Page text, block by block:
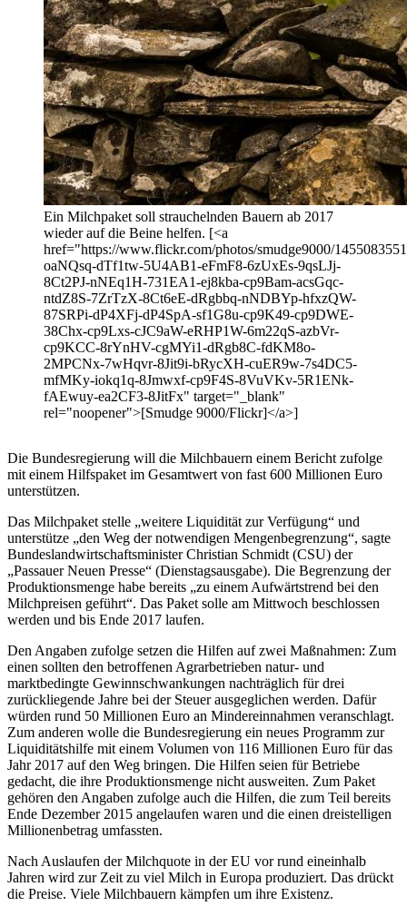
Ein Milchpaket soll strauchelnden Bauern ab 2017
wieder auf die Beine helfen. [<a
href="https://www.flickr.com/photos/smudge9000/
oaNQsq-dTf1tw-5U4AB1-eFmF8-6zUxEs-9qsLJj-
8Ct2PJ-nNEq1H-731EA1-ej8kba-cp9Bam-acsGqc-
ntdZ8S-7ZrTzX-8Ct6eE-dRgbbq-nNDBYp-hfxzQW-
87SRPi-dP4XFj-dP4SpA-sf1G8u-cp9K49-cp9DWE-
38Chx-cp9Lxs-cJC9aW-eRHP1W-6m22qS-azbVr-
cp9KCC-8rYnHV-cgMYi1-dRgb8C-fdKM8o-
2MPCNx-7wHqvr-8Jit9i-bRycXH-cuER9w-7s4DC5-
mfMKy-iokq1q-8Jmwxf-cp9F4S-8VuVKv-5R1ENk-
fAEwuy-ea2CF3-8JitFx" target="_blank"
rel="noopener">[Smudge 9000/Flickr]</a>]
Die Bundesregierung will die Milchbauern einem Bericht zufolge
mit einem Hilfspaket im Gesamtwert von fast 600 Millionen Euro
unterstützen.
Das Milchpaket stelle „weitere Liquidität zur Verfügung“ und
unterstütze „den Weg der notwendigen Mengenbegrenzung“, sagte
Bundeslandwirtschaftsminister Christian Schmidt (CSU) der
„Passauer Neuen Presse“ (Dienstagsausgabe). Die Begrenzung der
Produktionsmenge habe bereits „zu einem Aufwärtstrend bei den
Milchpreisen geführt“. Das Paket solle am Mittwoch beschlossen
werden und bis Ende 2017 laufen.
Den Angaben zufolge setzen die Hilfen auf zwei Maßnahmen: Zum
einen sollten den betroffenen Agrarbetrieben natur- und
marktbedingte Gewinnschwankungen nachträglich für drei
zurückliegende Jahre bei der Steuer ausgeglichen werden. Dafür
würden rund 50 Millionen Euro an Mindereinnahmen veranschlagt.
Zum anderen wolle die Bundesregierung ein neues Programm zur
Liquiditätshilfe mit einem Volumen von 116 Millionen Euro für das
Jahr 2017 auf den Weg bringen. Die Hilfen seien für Betriebe
gedacht, die ihre Produktionsmenge nicht ausweiten. Zum Paket
gehören den Angaben zufolge auch die Hilfen, die zum Teil bereits
Ende Dezember 2015 angelaufen waren und die einen dreistelligen
Millionenbetrag umfassten.
Nach Auslaufen der Milchquote in der EU vor rund eineinhalb
Jahren wird zur Zeit zu viel Milch in Europa produziert. Das drückt
die Preise. Viele Milchbauern kämpfen um ihre Existenz.